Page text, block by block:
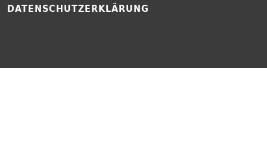
DATENSCHUTZERKLÄRUNG